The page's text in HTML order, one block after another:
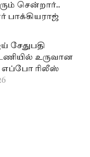
சென்றார்..
பாக்கியராஜ்
சேதுபதி
உருவான
ரிலீஸ்